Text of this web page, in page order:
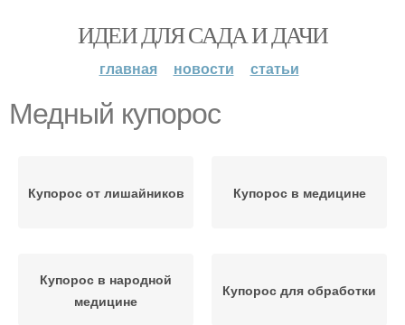
ИДЕИ ДЛЯ САДА И ДАЧИ
главная новости статьи
Медный купорос
Купорос от лишайников Купорос в медицине
Купорос в народной
медицине
Купорос для обработки